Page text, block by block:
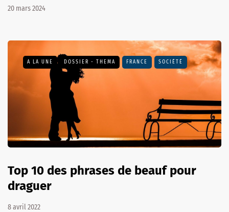
20 mars 2024
A LA UNE DOSSIER - THEMA FRANCE SOCIÉTÉ
Top 10 des phrases de beauf pour
draguer
8 avril 2022